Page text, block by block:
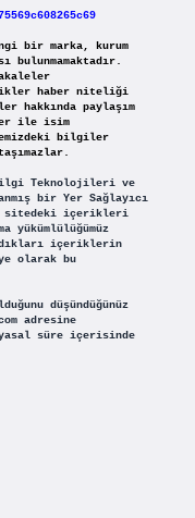
bir marka, kurum
haber niteliği
hakkında paylaşım
ile isim
bilgiler
Bilgi Teknolojileri ve
bir Yer Sağlayıcı
sitedeki içerikleri
yükümlülüğümüz
içeriklerin
olarak bu
düşündüğünüz
adresine
süre içerisinde